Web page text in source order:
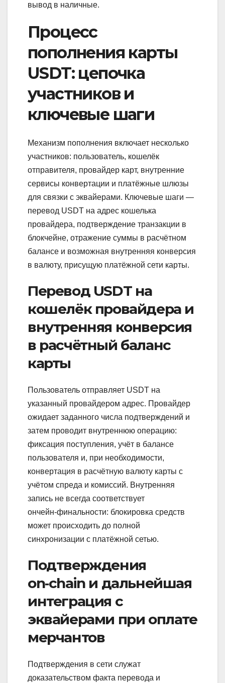
вывод в наличные.
Процесс
пополнения карты
USDT: цепочка
участников и
ключевые шаги
Механизм пополнения включает несколько
участников: пользователь, кошелёк
отправителя, провайдер карт, внутренние
сервисы конвертации и платёжные шлюзы
для связки с эквайерами. Ключевые шаги —
перевод USDT на адрес кошелька
провайдера, подтверждение транзакции в
блокчейне, отражение суммы в расчётном
балансе и возможная внутренняя конверсия
в валюту, присущую платёжной сети карты.
Перевод USDT на
кошелёк провайдера и
внутренняя конверсия
в расчётный баланс
карты
Пользователь отправляет USDT на
указанный провайдером адрес. Провайдер
ожидает заданного числа подтверждений и
затем проводит внутреннюю операцию:
фиксация поступления, учёт в балансе
пользователя и, при необходимости,
конвертация в расчётную валюту карты с
учётом спреда и комиссий. Внутренняя
запись не всегда соответствует
ончейн‑финальности: блокировка средств
может происходить до полной
синхронизации с платёжной сетью.
Подтверждения
on‑chain и дальнейшая
интеграция с
эквайерами при оплате
мерчантов
Подтверждения в сети служат
доказательством факта перевода и